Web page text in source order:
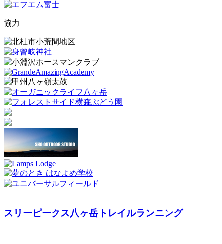
協力
スリーピークス八ヶ岳トレイルランニング